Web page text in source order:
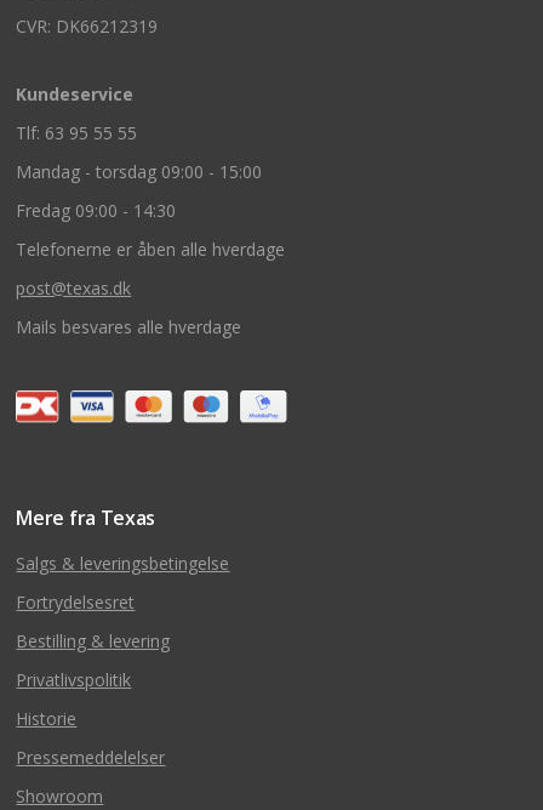
CVR: DK66212319
Kundeservice
Tlf: 63 95 55 55
Mandag - torsdag 09:00 - 15:00
Fredag 09:00 - 14:30
Telefonerne er åben alle hverdage
post@texas.dk
Mails besvares alle hverdage
Mere fra Texas
Salgs & leveringsbetingelse
Fortrydelsesret
Bestilling & levering
Privatlivspolitik
Historie
Pressemeddelelser
Showroom